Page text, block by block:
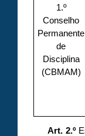
1.º
Conselho
Permanente
de
Disciplina
(CBMAM)
Art. 2.º